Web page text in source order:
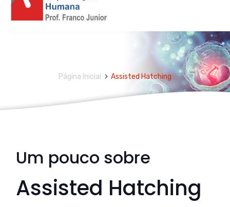
Página Inicial Assisted Hatching
Um pouco sobre
Assisted Hatching